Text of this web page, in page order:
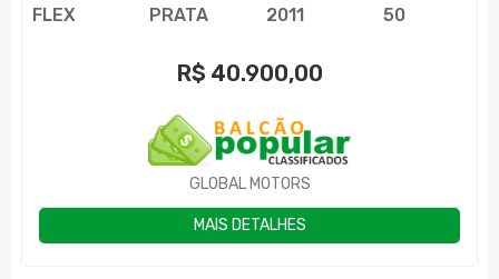
FLEX PRATA 2011 50
R$ 40.900,00
GLOBAL MOTORS
MAIS DETALHES